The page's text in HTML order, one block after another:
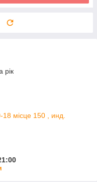
рік
місце 150 , инд.